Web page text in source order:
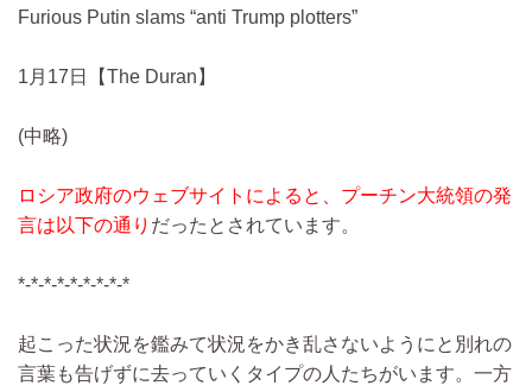
Furious Putin slams “anti Trump plotters”
1月17日【The Duran】
(中略)
ロシア政府のウェブサイトによると、プーチン大統領の発
言は以下の通り だったとされています。
*-*-*-*-*-*-*-*-*
起こった状況を鑑みて状況をかき乱さないようにと別れの
言葉も告げずに去っていくタイプの人たちがいます。一方